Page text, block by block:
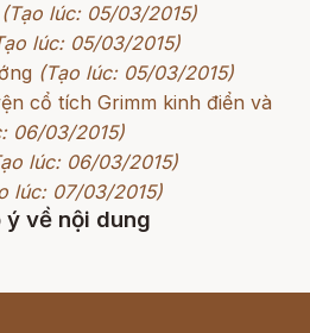
(Tạo lúc: 05/03/2015)
lúc: 05/03/2015)
(Tạo lúc: 05/03/2015)
cổ tích Grimm kinh điển và
06/03/2015)
lúc: 06/03/2015)
lúc: 07/03/2015)
ý về nội dung